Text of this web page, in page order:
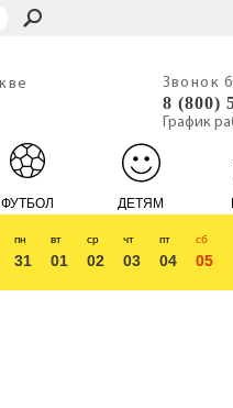
Звонок
8 (800)
График
ФУТБОЛ ДЕТЯМ
пн
31
вт
01
ср
02
чт
03
пт
04
сб
05